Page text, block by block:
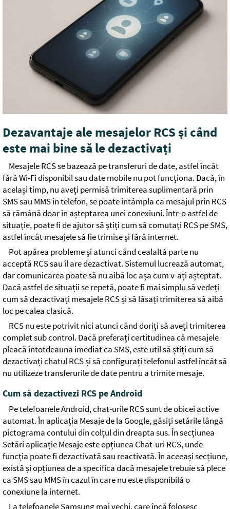
Dezavantaje ale mesajelor RCS și când
este mai bine să le dezactivați
Mesajele RCS se bazează pe transferuri de date, astfel încât
fără Wi-Fi disponibil sau date mobile nu pot funcționa. Dacă, în
același timp, nu aveți permisă trimiterea suplimentară prin
SMS sau MMS în telefon, se poate întâmpla ca mesajul prin RCS
să rămână doar în așteptarea unei conexiuni. Într-o astfel de
situație, poate fi de ajutor să știți cum să comutați RCS pe SMS,
astfel încât mesajele să fie trimise și fără internet.
Pot apărea probleme și atunci când cealaltă parte nu
acceptă RCS sau îl are dezactivat. Sistemul lucrează automat,
dar comunicarea poate să nu aibă loc așa cum v-ați așteptat.
Dacă astfel de situații se repetă, poate fi mai simplu să vedeți
cum să dezactivați mesajele RCS și să lăsați trimiterea să aibă
loc pe calea clasică.
RCS nu este potrivit nici atunci când doriți să aveți trimiterea
complet sub control. Dacă preferați certitudinea că mesajele
pleacă întotdeauna imediat ca SMS, este util să știți cum să
dezactivați chatul RCS și să configurați telefonul astfel încât să
nu utilizeze transferurile de date pentru a trimite mesaje.
Cum să dezactivezi RCS pe Android
Pe telefoanele Android, chat-urile RCS sunt de obicei active
automat. În aplicația Mesaje de la Google, găsiți setările lângă
pictograma contului din colțul din dreapta sus. În secțiunea
Setări aplicație Mesaje este opțiunea Chat-uri RCS, unde
funcția poate fi dezactivată sau reactivată. În aceeași secțiune,
există și opțiunea de a specifica dacă mesajele trebuie să plece
ca SMS sau MMS în cazul în care nu este disponibilă o
conexiune la internet.
La telefoanele Samsung mai vechi, care încă folosesc